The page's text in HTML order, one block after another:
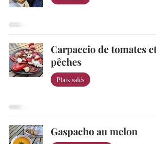
Carpaccio de tomates et
pêches
Plats salés
Gaspacho au melon